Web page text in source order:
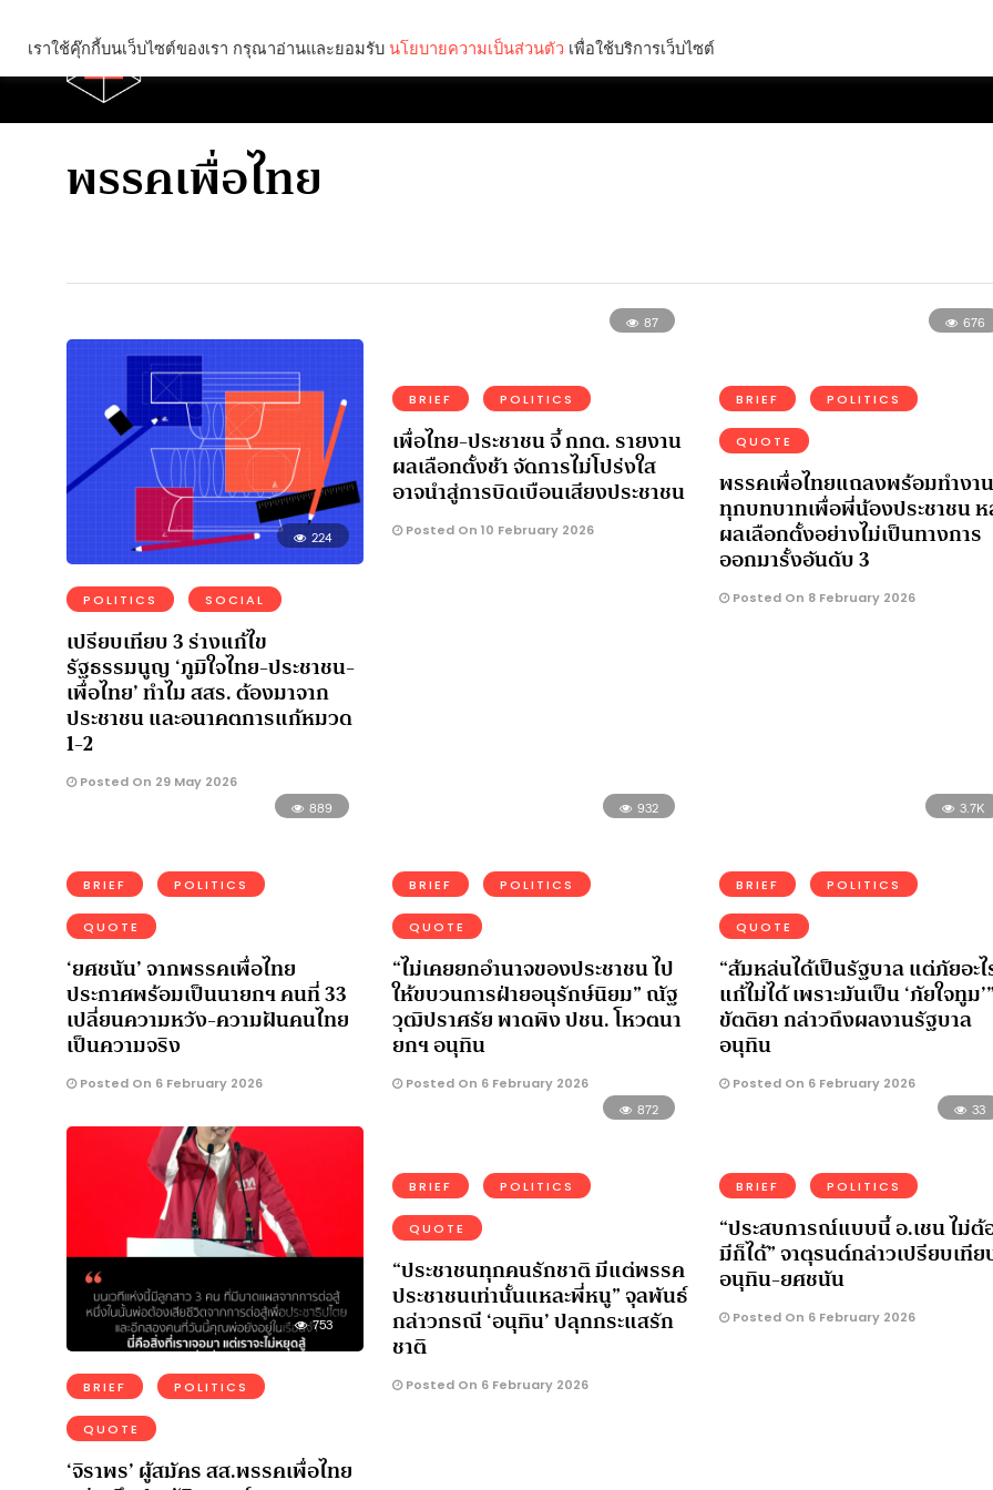
พรรคเพื่อไทย
224
POLITICS SOCIAL
เปรียบเทียบ 3 ร่างแก้ไข
รัฐธรรมนูญ ‘ภูมิใจไทย-ประชาชน-
เพื่อไทย’ ทำไม สสร. ต้องมาจาก
ประชาชน และอนาคตการแก้หมวด
1-2
Posted On 29 May 2026
87
BRIEF POLITICS
เพื่อไทย-ประชาชน จี้ กกต. รายงาน
ผลเลือกตั้งช้า จัดการไม่โปร่งใส
อาจนำสู่การบิดเบือนเสียงประชาชน
Posted On 10 February 2026
676
BRIEF POLITICS
QUOTE
พรรคเพื่อไทยแถลงพร้อมทำงาน
ทุกบทบาทเพื่อพี่น้องประชาชน
ผลเลือกตั้งอย่างไม่เป็นทางการ
ออกมารั้งอันดับ 3
Posted On 8 February 2026
889
BRIEF POLITICS
QUOTE
‘ยศชนัน’ จากพรรคเพื่อไทย
ประกาศพร้อมเป็นนายกฯ คนที่ 33
เปลี่ยนความหวัง-ความฝันคนไทย
เป็นความจริง
Posted On 6 February 2026
932
BRIEF POLITICS
QUOTE
“ไม่เคยยกอำนาจของประชาชน ไป
ให้ขบวนการฝ่ายอนุรักษ์นิยม” ณัฐ
วุฒิปราศรัย พาดพิง ปชน. โหวตนา
ยกฯ อนุทิน
Posted On 6 February 2026
3.7K
BRIEF POLITICS
QUOTE
“ส้มหล่นได้เป็นรัฐบาล แต่ภัยอะ
แก้ไม่ได้ เพราะมันเป็น ‘ภัยใจทูม’”
ขัตติยา กล่าวถึงผลงานรัฐบาล
อนุทิน
Posted On 6 February 2026
753
BRIEF POLITICS
QUOTE
‘จิราพร’ ผู้สมัคร สส.พรรคเพื่อไทย
872
BRIEF POLITICS
QUOTE
“ประชาชนทุกคนรักชาติ มีแต่พรรค
ประชาชนเท่านั้นแหละพี่หนู” จุลพันธ์
กล่าวกรณี ‘อนุทิน’ ปลุกกระแสรัก
ชาติ
Posted On 6 February 2026
33
BRIEF POLITICS
“ประสบการณ์แบบนี้ อ.เชน ไม่ต้
มีก็ได้” จาตุรนต์กล่าวเปรียบเทีย
อนุทิน-ยศชนัน
Posted On 6 February 2026
เราใช้คุ๊กกี้บนเว็บไซต์ของเรา กรุณาอ่านและยอมรับ นโยบายความเป็นส่วนตัว เพื่อใช้บริการเว็บไซต์